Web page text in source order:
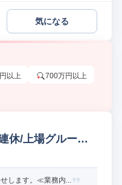
気になる
以上 700万円以上
休/上場グループ
します。≪業務内...